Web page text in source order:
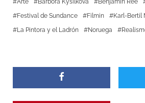
Festival de Sundance
Filmin
Karl-Bertil
La Pintora y el Ladrón
Noruega